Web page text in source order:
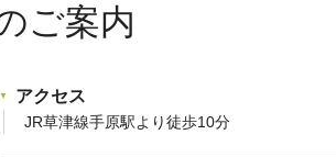
アクセス
JR草津線手原駅より徒歩10分